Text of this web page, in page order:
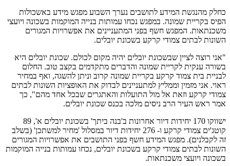
כחלק מהנגשת המידע לתושבים נערך השבוע מפגש מידע באשכולות
הפיס בקריית שמונה. במפגש נכחו עמותות בנייה המוקמות בשכונה ויועצי
משכנתאות. המפגש חשף בפני המתעניינים את אפשרויות המגורים
השונות לבתים צמודי קרקע בשכונת יובלים.
"אני רוצה לציין שבשכונת יובלים יהיה מקום לכולם. שכונת יובלים היא
בשורה ענקית לקריית שמונה והדברים מתקדמים בקצב טוב. החלום
לבניית בית צמוד קרקע בקריית שמונה קרוב וניתן להשגה, ואף במחיר
ראוי. אני מזמין וממליץ למתעניינים לבדוק את האופציות השונות לבתים
צמודי קרקע וזאת אל מול התועלות והאתגרים שבכל אחד מהם", כך
אמר ראש העיר הרב ניסים מלכה בכנס שכונת יובלים.
ישווקו 170 יחידות דיור אחרונות ב'בנה ביתך' בשכונת יובלים א', 89
קוטג'ים צמודי קרקע ו- 276 יחידות דיור במסלול 'מחיר למשתכן' (בשלב
זה לקבלנים). מפגש המידע חשף בפני התושבים את אפשרויות המגורים
השונות לבתים צמודי קרקע בשכונת יובלים, נכחו עמותות בנייה המוקמות
בשכונה ויועצי משכנתאות.